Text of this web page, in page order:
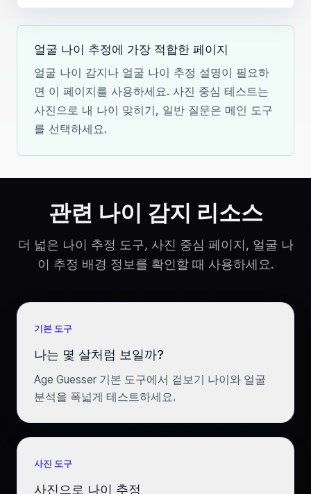
얼굴 나이 추정에 가장 적합한 페이지
얼굴 나이 감지나 얼굴 나이 추정 설명이 필요하
면 이 페이지를 사용하세요. 사진 중심 테스트는
사진으로 내 나이 맞히기, 일반 질문은 메인 도구
를 선택하세요.
관련 나이 감지 리소스
더 넓은 나이 추정 도구, 사진 중심 페이지, 얼굴 나
이 추정 배경 정보를 확인할 때 사용하세요.
기본 도구
나는 몇 살처럼 보일까?
Age Guesser 기본 도구에서 겉보기 나이와 얼굴
분석을 폭넓게 테스트하세요.
사진 도구
사진으로 나이 추정